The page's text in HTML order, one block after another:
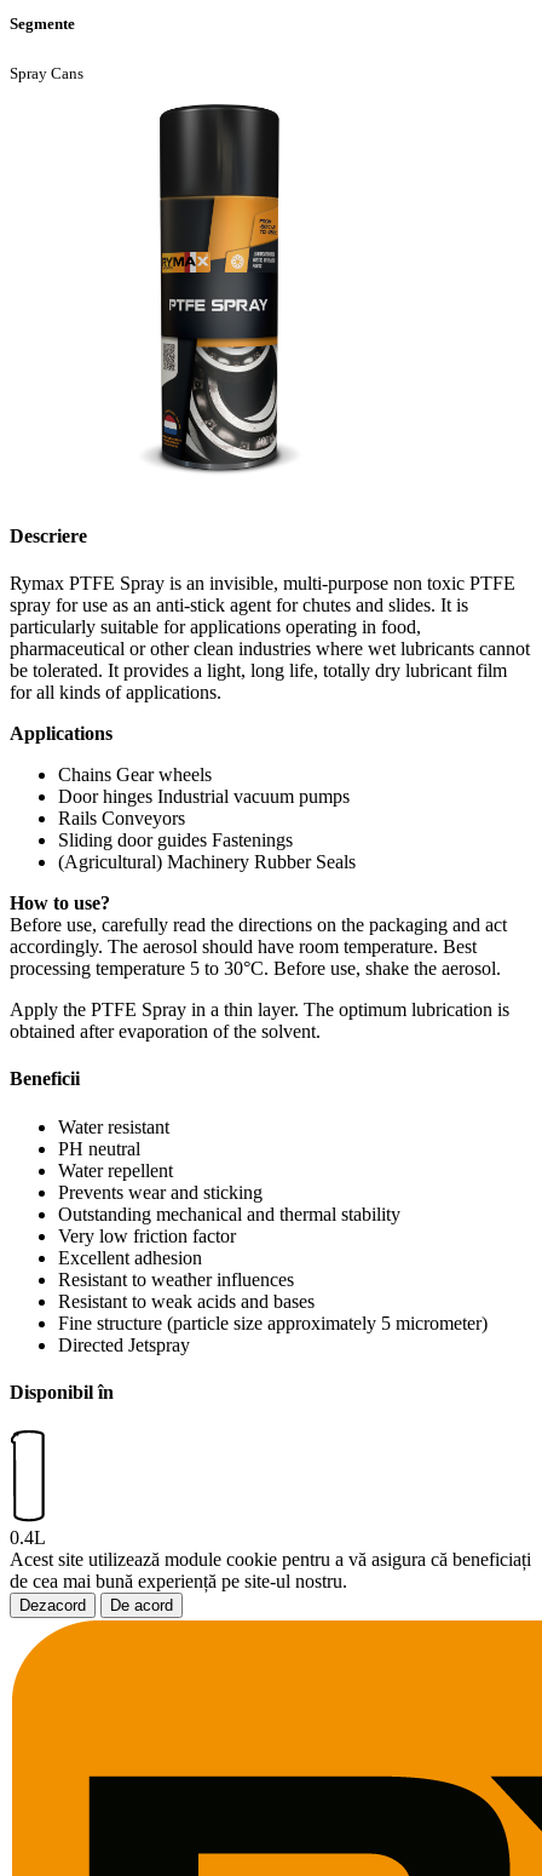
Segmente
Spray Cans
Descriere
Rymax PTFE Spray is an invisible, multi-purpose non toxic PTFE
spray for use as an anti-stick agent for chutes and slides. It is
particularly suitable for applications operating in food,
pharmaceutical or other clean industries where wet lubricants cannot
be tolerated. It provides a light, long life, totally dry lubricant film
for all kinds of applications.
Applications
Chains Gear wheels
Door hinges Industrial vacuum pumps
Rails Conveyors
Sliding door guides Fastenings
(Agricultural) Machinery Rubber Seals
How to use?
Before use, carefully read the directions on the packaging and act
accordingly. The aerosol should have room temperature. Best
processing temperature 5 to 30°C. Before use, shake the aerosol.
Apply the PTFE Spray in a thin layer. The optimum lubrication is
obtained after evaporation of the solvent.
Beneficii
Water resistant
PH neutral
Water repellent
Prevents wear and sticking
Outstanding mechanical and thermal stability
Very low friction factor
Excellent adhesion
Resistant to weather influences
Resistant to weak acids and bases
Fine structure (particle size approximately 5 micrometer)
Directed Jetspray
Disponibil în
0.4L
Acest site utilizează module cookie pentru a vă asigura că beneficiați
de cea mai bună experiență pe site-ul nostru.
Dezacord De acord